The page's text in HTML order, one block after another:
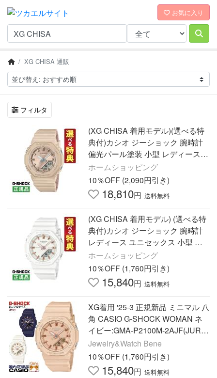
お気に入り
XG CHISA 通販
フィルタ
(XG CHISA 着用モデル)(選べる特
典付)カシオ ジーショック 腕時計
偏光パール塗装 小型 レディース
ユニセックス 国内正規品 GMA-P2
100ST-9AJF
ホームショッピング
10％OFF (2,090円引き)
18,810円 送料無料
(XG CHISA 着用モデル) (選べる特
典付)カシオ ジーショック 腕時計
レディース ユニセックス 小型 国
内正規品 GMA-P2100M-7AJF
ホームショッピング
10％OFF (1,760円引き)
15,840円 送料無料
XG着用 '25-3 正規新品 ミニマル 八
角 CASIO G-SHOCK WOMAN ネ
イビー:GMA-P2100M-2AJF(JURI
A) ピンク:GMA-P2100M-4AJF(HIN
ATA) ホワイト:GMA-P2100M-7AJF
(CHISA)
Jewelry&Watch Bene
10％OFF (1,760円引き)
15,840円 送料無料